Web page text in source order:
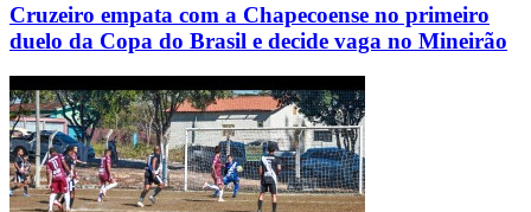
Cruzeiro empata com a Chapecoense no primeiro
duelo da Copa do Brasil e decide vaga no Mineirão